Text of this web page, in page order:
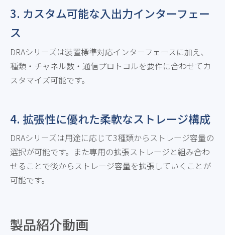
3. カスタム可能な入出力インターフェー
ス
DRAシリーズは装置標準対応インターフェースに加え、
種類・チャネル数・通信プロトコルを要件に合わせてカ
スタマイズ可能です。
4. 拡張性に優れた柔軟なストレージ構成
DRAシリーズは用途に応じて3種類からストレージ容量の
選択が可能です。また専用の拡張ストレージと組み合わ
せることで後からストレージ容量を拡張していくことが
可能です。
製品紹介動画